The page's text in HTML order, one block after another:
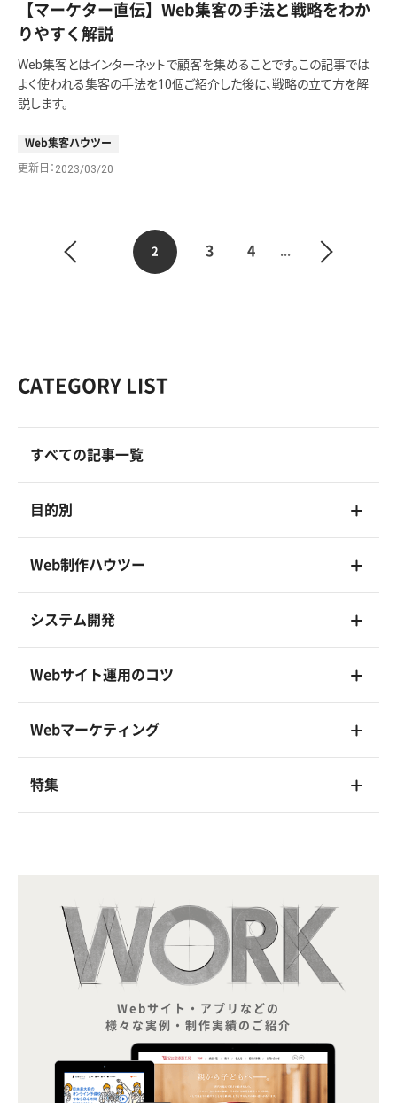
【マーケター直伝】Web集客の手法と戦略をわか
りやすく解説
Web集客とはインターネットで顧客を集めることです。この記事では
よく使われる集客の手法を10個ご紹介した後に、戦略の立て方を解
説します。
Web集客ハウツー
更新日 2023/03/20
2 3 4 ...
CATEGORY LIST
すべての記事一覧
目的別
Web制作ハウツー
システム開発
Webサイト運用のコツ
Webマーケティング
特集
Webサイト・アプリなどの
様々な実例・制作実績のご紹介